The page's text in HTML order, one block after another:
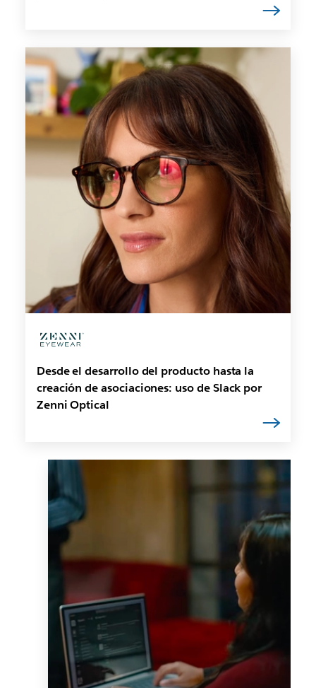
Desde el desarrollo del producto hasta la
creación de asociaciones: uso de Slack por
Zenni Optical